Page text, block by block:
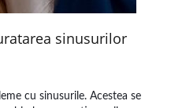
sinusurilor
cu sinusurile. Acestea se